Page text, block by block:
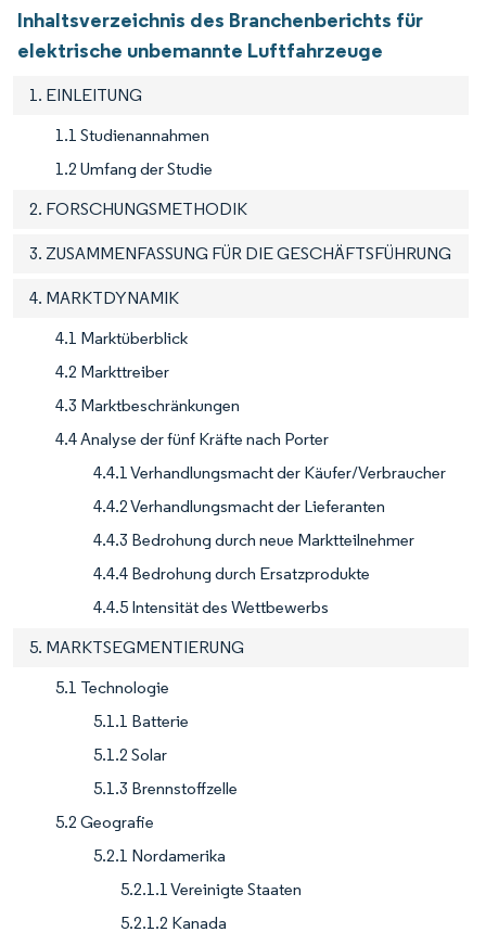
Inhaltsverzeichnis des Branchenberichts für
elektrische unbemannte Luftfahrzeuge
1. EINLEITUNG
1.1 Studienannahmen
1.2 Umfang der Studie
2. FORSCHUNGSMETHODIK
3. ZUSAMMENFASSUNG FÜR DIE GESCHÄFTSFÜHRUNG
4. MARKTDYNAMIK
4.1 Marktüberblick
4.2 Markttreiber
4.3 Marktbeschränkungen
4.4 Analyse der fünf Kräfte nach Porter
4.4.1 Verhandlungsmacht der Käufer/Verbraucher
4.4.2 Verhandlungsmacht der Lieferanten
4.4.3 Bedrohung durch neue Marktteilnehmer
4.4.4 Bedrohung durch Ersatzprodukte
4.4.5 Intensität des Wettbewerbs
5. MARKTSEGMENTIERUNG
5.1 Technologie
5.1.1 Batterie
5.1.2 Solar
5.1.3 Brennstoffzelle
5.2 Geografie
5.2.1 Nordamerika
5.2.1.1 Vereinigte Staaten
5.2.1.2 Kanada